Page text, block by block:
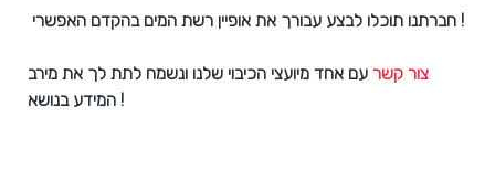
חברתנו תוכלו לבצע עבורך את אופיין רשת המים בהקדם האפשרי !
צור קשר עם אחד מיועצי הכיבוי שלנו ונשמח לתת לך את מירב
המידע בנושא !